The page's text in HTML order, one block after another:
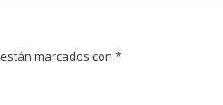
marcados con*